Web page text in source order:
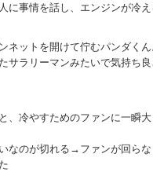
に事情を話し、エンジンが冷
ネットを開けて佇むパンダくん
サラリーマンみたいで気持ち
、冷やすためのファンに一瞬
なのが切れる→ファンが回ら